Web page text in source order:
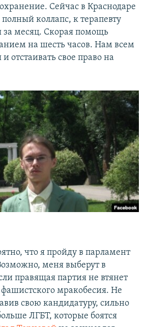
Сейчас в Краснодаре
коллапс, к терапевту
за месяц. Скорая помощь
на шесть часов. Нам всем
отстаивать свое право на
что я пройду в парламент
меня выберут в
правящая партия не втянет
мракобесия. Не
свою кандидатуру, сильно
ЛГБТ, которые боятся